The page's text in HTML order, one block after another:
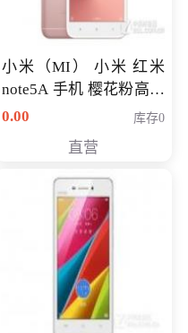
小米（MI） 小米 红米
note5A 手机 樱花粉高配
版 全网通(3G+32G)
0.00 库存0
直营